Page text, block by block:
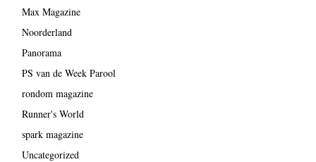
Max Magazine
Noorderland
Panorama
PS van de Week Parool
rondom magazine
Runner's World
spark magazine
Uncategorized